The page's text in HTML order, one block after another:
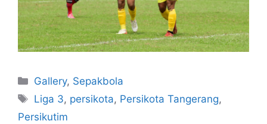
Gallery, Sepakbola
Liga 3, persikota, Persikota Tangerang,
Persikutim